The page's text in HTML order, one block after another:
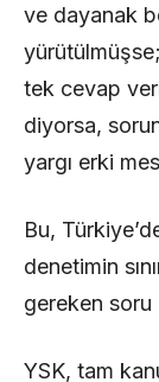
ve dayanak
tek cevap
diyorsa,
yargı erki
Bu,
denetimin
gereken soru
YSK, tam